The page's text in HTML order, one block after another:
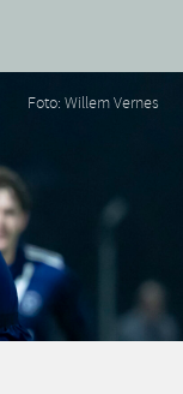
Foto: Willem Vernes